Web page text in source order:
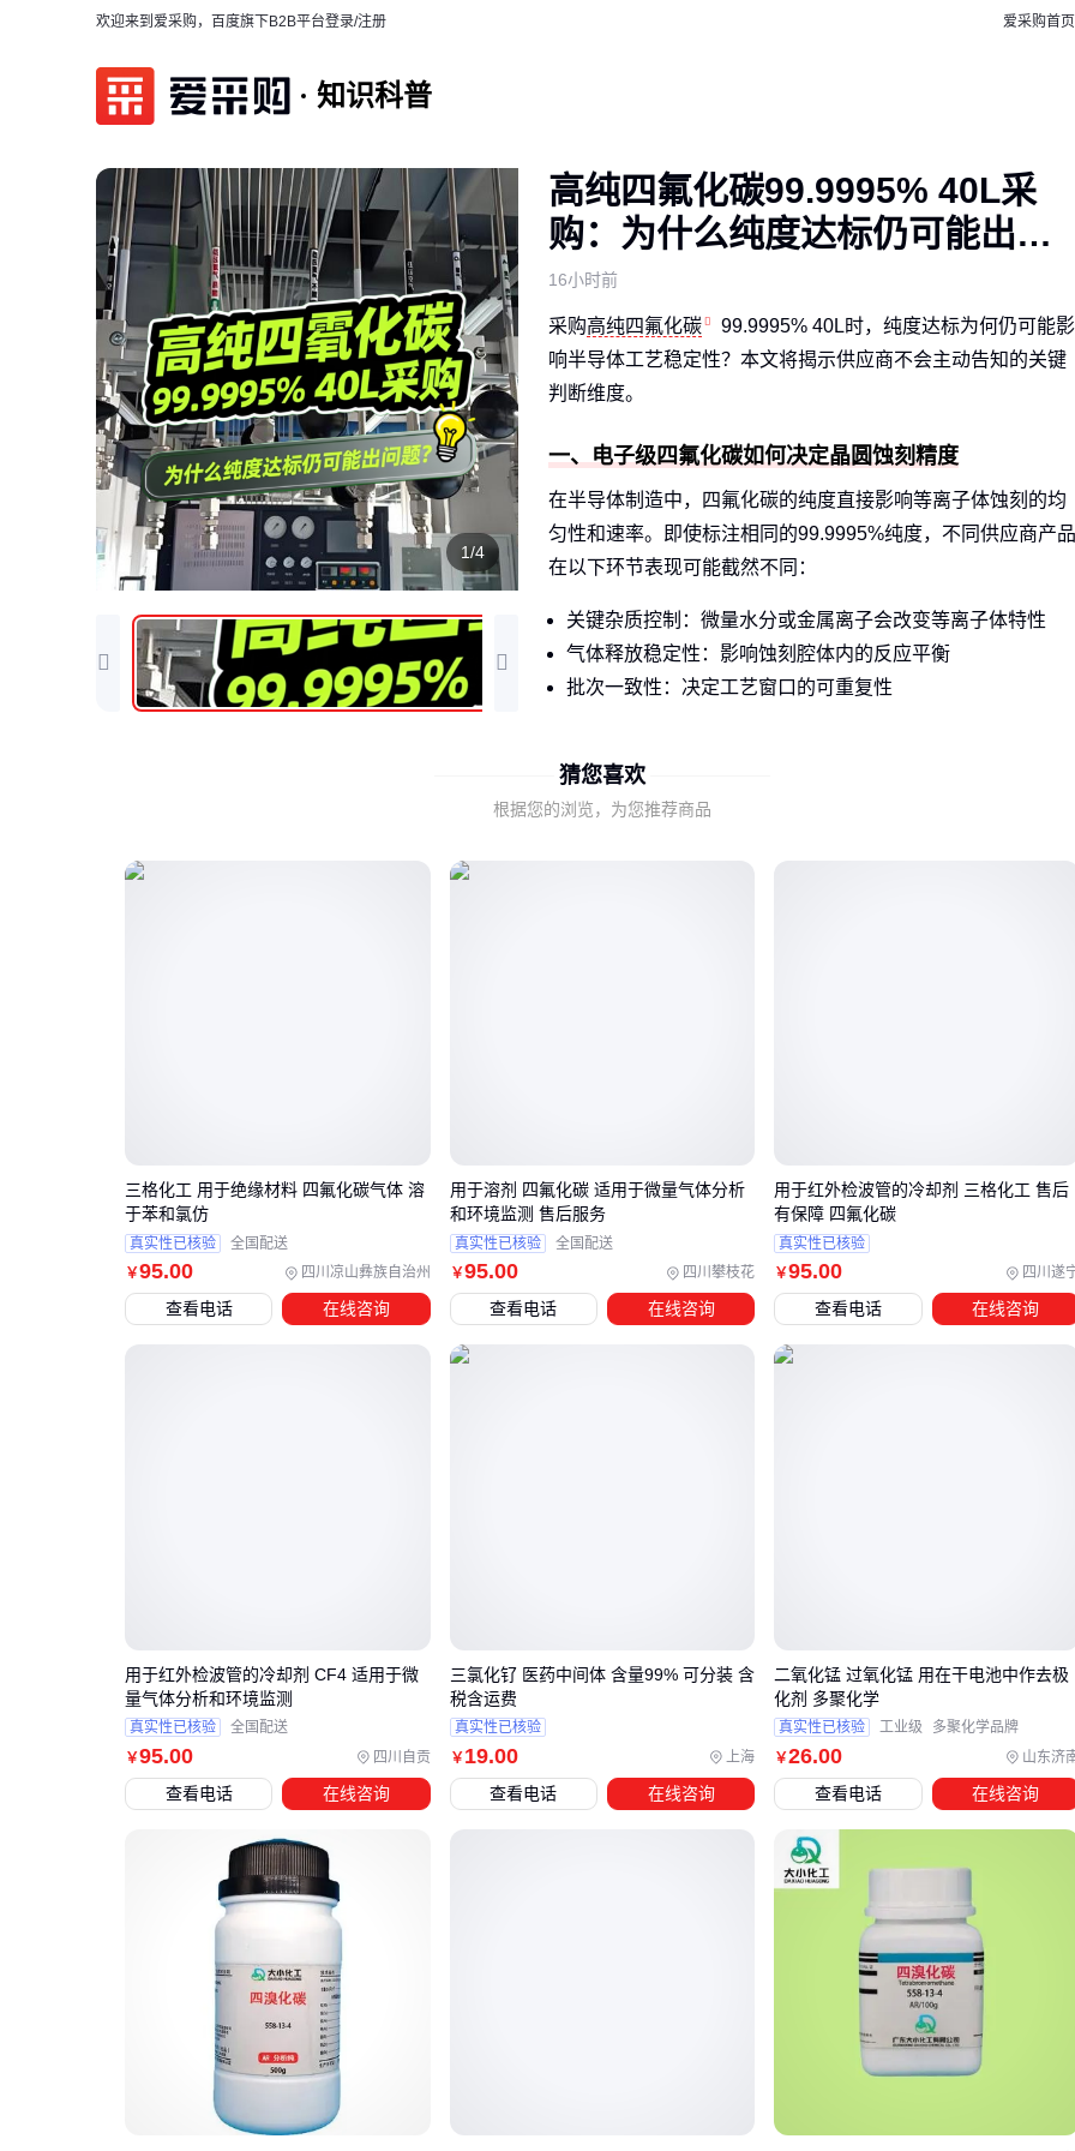
欢迎来到爱采购，百度旗下B2B平台登录/注册 爱采购首页
知识科普
1/4
高纯四氟化碳99.9995% 40L采
购：为什么纯度达标仍可能出问
题？
16小时前
采购高纯四氟化碳
99.9995% 40L时，纯度达标为何仍可能影
响半导体工艺稳定性？本文将揭示供应商不会主动告知的关键
判断维度。
一、电子级四氟化碳如何决定晶圆蚀刻精度
在半导体制造中，四氟化碳的纯度直接影响等离子体蚀刻的均
匀性和速率。即使标注相同的99.9995%纯度，不同供应商产品
在以下环节表现可能截然不同：
关键杂质控制：微量水分或金属离子会改变等离子体特性
气体释放稳定性：影响蚀刻腔体内的反应平衡
批次一致性：决定工艺窗口的可重复性
质，后者要求对工艺参数的全流程可控。
三、电子级与半导体用四氟化碳如何区分选择？
当采购高纯四氟化碳99.9995% 40L时，纯度参数只是基础门
槛，关键要区分电子级与半导体用产品的实际差异。电子级四
氟化碳通常用于一般电子元件清洗，而半导体级对特定杂质
（如金属离子、水分）的控制更为严格，直接影响晶圆蚀刻的
在半导体工艺中，三氟化氮等替代气体虽能实现类似蚀刻效
果，但需重新调整设备参数和工艺配方。若考虑替代方案，需
产线设备的气体兼容性（如管道耐腐蚀性）
工艺窗口的调整空间（温度/压力容差）
替代气体可能带来的副产品处理成本
实际采购中，建议先确认钢瓶内壁处理工艺——半导体用四氟
化碳会采用电抛光不锈钢瓶，而电子级可能使用普通钢瓶。这
种差异在长期存储时会导致气体纯度衰减速度明显不同。
四、为什么钢瓶和管道系统会悄悄影响气体纯度？
瓶内壁处理等级和管道材质会直接影响气体最终纯度。即使出
猜您喜欢
根据您的浏览，为您推荐商品
￥95.00 四川凉山彝族自治州
三格化工 用于绝缘材料 四氟化碳气体 溶
于苯和氯仿
真实性已核验 全国配送
查看电话 在线咨询
￥95.00 四川攀枝花
用于溶剂 四氟化碳 适用于微量气体分析
和环境监测 售后服务
真实性已核验 全国配送
查看电话 在线咨询
￥95.00 四川遂
用于红外检波管的冷却剂 三格化工 售后
有保障 四氟化碳
真实性已核验
查看电话 在线咨询
￥95.00 四川自贡
用于红外检波管的冷却剂 CF4 适用于微
量气体分析和环境监测
真实性已核验 全国配送
查看电话 在线咨询
￥ 19.00 上海
三氯化钌 医药中间体 含量99% 可分装 含
税含运费
真实性已核验
查看电话 在线咨询
￥26.00 山东济
二氧化锰 过氧化锰 用在干电池中作去极
化剂 多聚化学
真实性已核验 工业级 多聚化学品牌
查看电话 在线咨询